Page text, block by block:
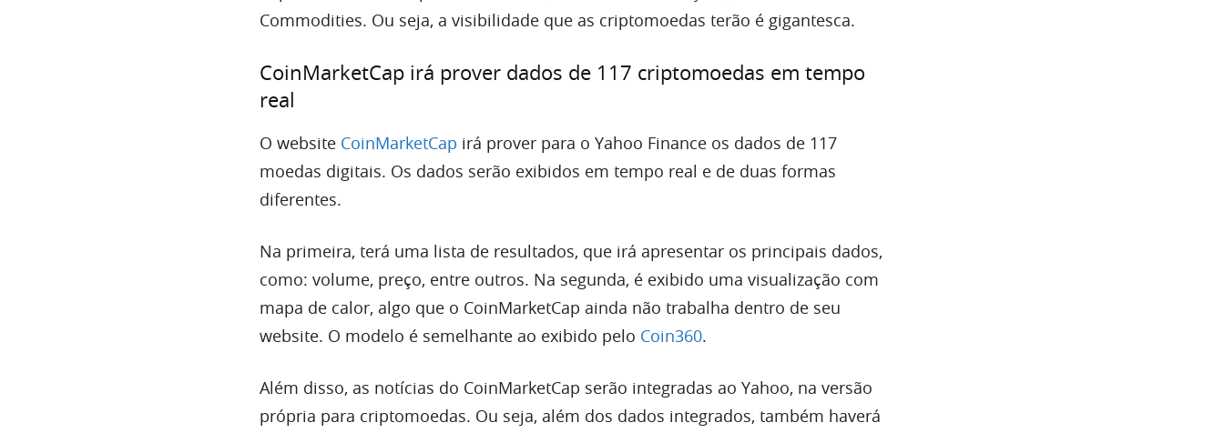
Commodities. Ou seja, a visibilidade que as criptomoedas terão é gigantesca.
CoinMarketCap irá prover dados de 117 criptomoedas em tempo
real
O website CoinMarketCap irá prover para o Yahoo Finance os dados de 117
moedas digitais. Os dados serão exibidos em tempo real e de duas formas
diferentes.
Na primeira, terá uma lista de resultados, que irá apresentar os principais dados,
como: volume, preço, entre outros. Na segunda, é exibido uma visualização com
mapa de calor, algo que o CoinMarketCap ainda não trabalha dentro de seu
website. O modelo é semelhante ao exibido pelo Coin360.
Além disso, as notícias do CoinMarketCap serão integradas ao Yahoo, na versão
própria para criptomoedas. Ou seja, além dos dados integrados, também haverá